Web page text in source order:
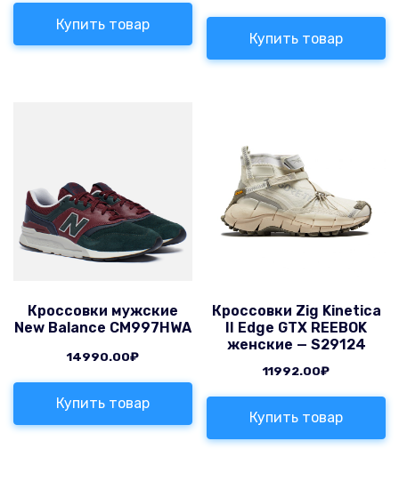
Купить товар
Купить товар
Кроссовки мужские
New Balance CM997HWA
14990.00₽
Купить товар
Кроссовки Zig Kinetica
II Edge GTX REEBOK
женские — S29124
11992.00₽
Купить товар